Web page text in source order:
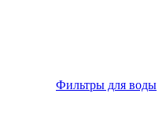
Фильтры для воды